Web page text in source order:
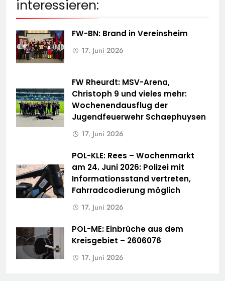
interessieren:
FW-BN: Brand in Vereinsheim
17. Juni 2026
FW Rheurdt: MSV-Arena,
Christoph 9 und vieles mehr:
Wochenendausflug der
Jugendfeuerwehr Schaephuysen
17. Juni 2026
POL-KLE: Rees – Wochenmarkt
am 24. Juni 2026: Polizei mit
Informationsstand vertreten,
Fahrradcodierung möglich
17. Juni 2026
POL-ME: Einbrüche aus dem
Kreisgebiet – 2606076
17. Juni 2026